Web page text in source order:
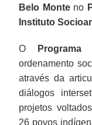
Belo Monteno
Instituto
O Programa
ordenamento
através da
diálogos
projetos
26 povos